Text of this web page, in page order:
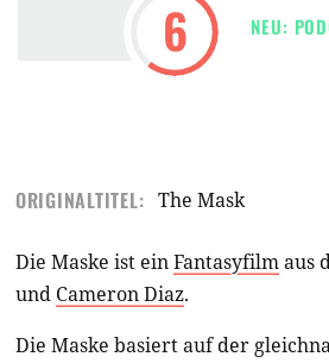
6
NEU:
ORIGINALTITEL: The Mask
Die Maske ist einFantasyfilmaus
und Cameron Diaz.
Die Maske basiert auf der